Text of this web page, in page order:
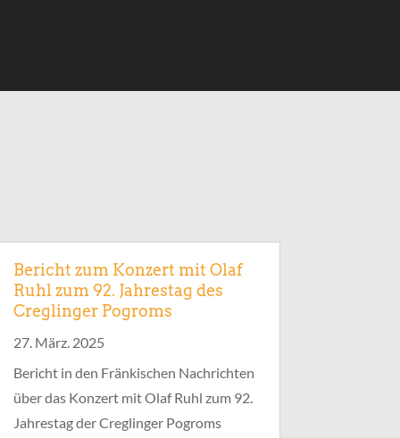
Bericht zum Konzert mit Olaf
Ruhl zum 92. Jahrestag des
Creglinger Pogroms
27. März. 2025
Bericht in den Fränkischen Nachrichten
über das Konzert mit Olaf Ruhl zum 92.
Jahrestag der Creglinger Pogroms